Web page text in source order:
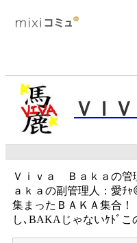
ＶＩ
Ｖｉｖａ Ｂａｋａの管
ａｋａの副管理人：愛
集まったＢＡＫＡ集合！
し､BAKAじゃないｹﾄﾞこ